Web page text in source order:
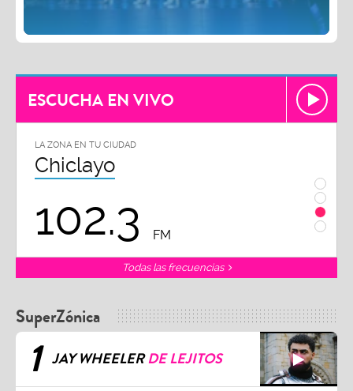
ESCUCHA EN VIVO
LA ZONA EN TU CIUDAD
Chiclayo
102.3 FM
Todas las frecuencias
SuperZónica
1 JAY WHEELERDE LEJITOS